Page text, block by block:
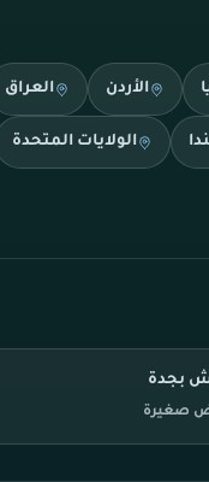
الأردن العراق
الولايات المتحدة
بجدة
صغيرة